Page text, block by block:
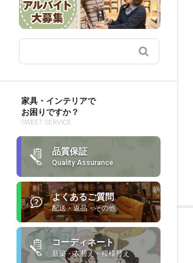
家具・インテリアで
お困りですか？
SWEET SERVICE
品質保証
Quality Assurance
よくあるご質問
配送・返品・その他
コーディネート
新築・衣替え・模様替え